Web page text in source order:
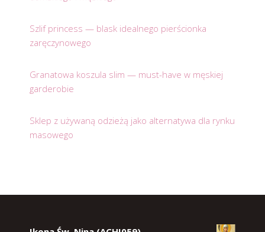
Szlif princess — blask idealnego pierścionka
zaręczynowego
Granatowa koszula slim — must-have w męskiej
garderobie
Sklep z używaną odzieżą jako alternatywa dla rynku
masowego